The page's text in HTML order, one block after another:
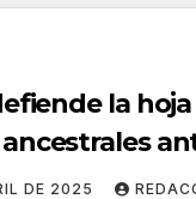
la
DE 2025